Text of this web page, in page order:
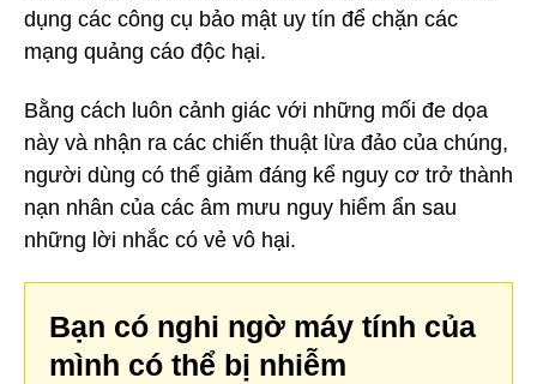
dụng các công cụ bảo mật uy tín để chặn các
mạng quảng cáo độc hại.
Bằng cách luôn cảnh giác với những mối đe dọa
này và nhận ra các chiến thuật lừa đảo của chúng,
người dùng có thể giảm đáng kể nguy cơ trở thành
nạn nhân của các âm mưu nguy hiểm ẩn sau
những lời nhắc có vẻ vô hại.
Bạn có nghi ngờ máy tính của
mình có thể bị nhiễm